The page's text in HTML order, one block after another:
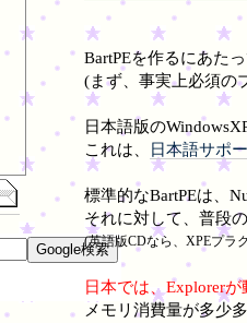
BartPEを作るにあた
(まず、事実上必須の
日本語版の
これは、
日本語サポ
標準的なBartPEは、
それに対して、普段
(英語版CDなら、XPEプラ
日本では、Explorer
メモリ消費量が多少